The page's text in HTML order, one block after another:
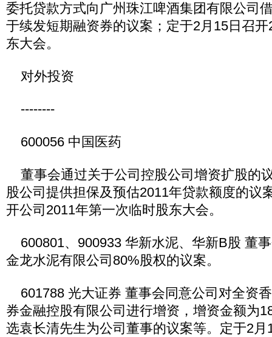
委托贷款方式向广州珠江啤酒集团有限公司
于续发短期融资券的议案；定于2月15日召
东大会。
对外投资
--------
600056 中国医药
董事会通过关于公司控股公司增资扩股的
股公司提供担保及预估2011年贷款额度的议
开公司2011年第一次临时股东大会。
600801、900933 华新水泥、华新B股 董
金龙水泥有限公司80%股权的议案。
601788 光大证券 董事会同意公司对全资
券金融控股有限公司进行增资，增资金额为
选袁长清先生为公司董事的议案等。定于2